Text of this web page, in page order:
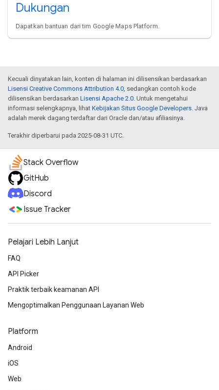
Dukungan
Dapatkan bantuan dari tim Google Maps Platform.
Kecuali dinyatakan lain, konten di halaman ini dilisensikan berdasarkan
Lisensi Creative Commons Attribution 4.0, sedangkan contoh kode
dilisensikan berdasarkan Lisensi Apache 2.0. Untuk mengetahui
informasi selengkapnya, lihat Kebijakan Situs Google Developers. Java
adalah merek dagang terdaftar dari Oracle dan/atau afiliasinya.
Terakhir diperbarui pada 2025-08-31 UTC.
Stack Overflow
GitHub
Discord
Issue Tracker
Pelajari Lebih Lanjut
FAQ
API Picker
Praktik terbaik keamanan API
Mengoptimalkan Penggunaan Layanan Web
Platform
Android
iOS
Web